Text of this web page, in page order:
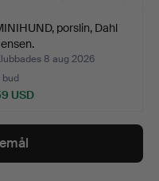
porslin, Dahl
8 aug 2026
bud
USD